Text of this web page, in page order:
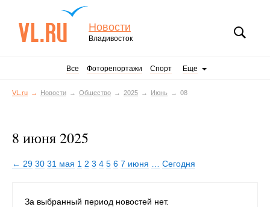
Новости
Владивосток
Все Фоторепортажи Спорт Еще
VL.ru Новости Общество 2025 Июнь 08
8 июня 2025
← 29 30 31 мая 1 2 3 4 5 6 7 июня Сегодня
За выбранный период новостей нет.